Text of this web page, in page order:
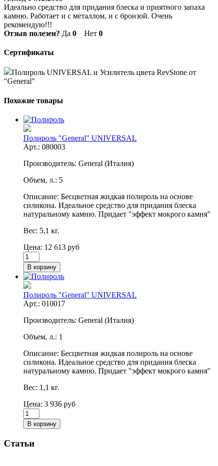
Идеально средство для придания блеска и приятного запаха
камню. Работает и с металлом, и с бронзой. Очень
рекомендую!!!
Отзыв полезен? Да 0 Нет 0
Сертификаты
Полироль UNIVERSAL и Усилитель цвета RevStone от
"General"
Похожие товары
Полироль "General" UNIVERSAL
Арт.: 080003
Производитель: General (Италия)
Объем, л.: 5
Описание: Бесцветная жидкая полироль на основе
силикона. Идеальное средство для придания блеска
натуральному камню. Придает "эффект мокрого камня"
Вес: 5,1 кг.
Цена: 12 613 руб
Полироль "General" UNIVERSAL
Арт.: 010017
Производитель: General (Италия)
Объем, л.: 1
Описание: Бесцветная жидкая полироль на основе
силикона. Идеальное средство для придания блеска
натуральному камню. Придает "эффект мокрого камня"
Вес: 1,1 кг.
Цена: 3 936 руб
Статьи